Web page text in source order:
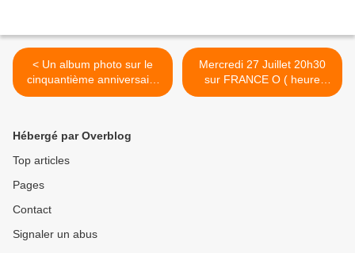
< Un album photo sur le
cinquantième anniversaire
du territoire
Mercredi 27 Juillet 20h30
sur FRANCE O ( heure
métropole) >
Hébergé par Overblog
Top articles
Pages
Contact
Signaler un abus